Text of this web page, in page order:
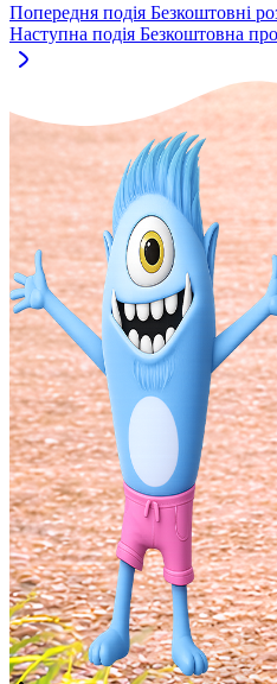
Попередня подія Безкоштовні
Наступна подія Безкоштовна